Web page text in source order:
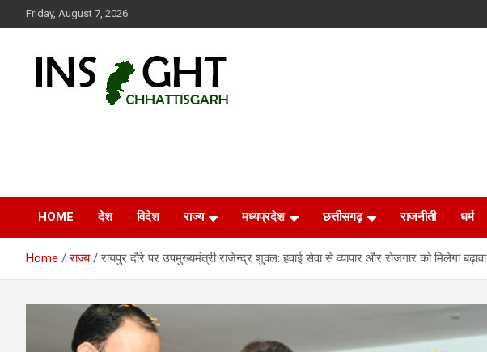
to
Friday, August 7, 2026
HOME देश विदेश राज्य मध्यप्रदेश छत्तीसगढ़ राजनीती धर्म
Home राज्य रायपुर दौरे पर उपमुख्यमंत्री राजेन्द्र शुक्ल: हवाई सेवा से व्यापार और रोजगार को मिलेगा बढ़ावा